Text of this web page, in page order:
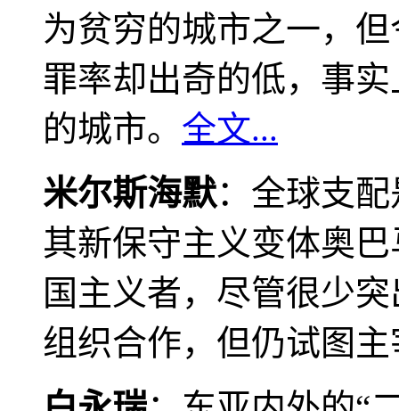
为贫穷的城市之一，
罪率却出奇的低，事
的城市。 全文...
米尔斯海默：全球支
其新保守主义变体奥
国主义者，尽管很少
组织合作，但仍试图